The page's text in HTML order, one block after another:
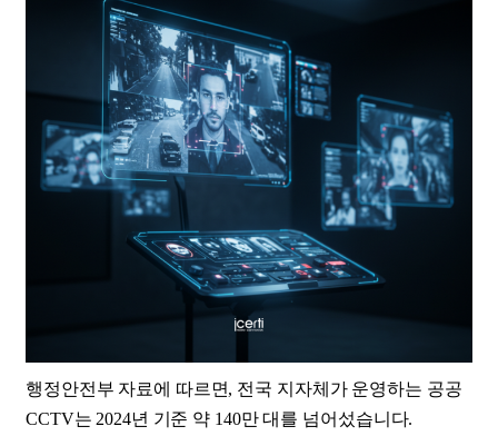
행정안전부 자료에 따르면, 전국 지자체가 운영하는 공공
CCTV는 2024년 기준 약 140만 대를 넘어섰습니다.